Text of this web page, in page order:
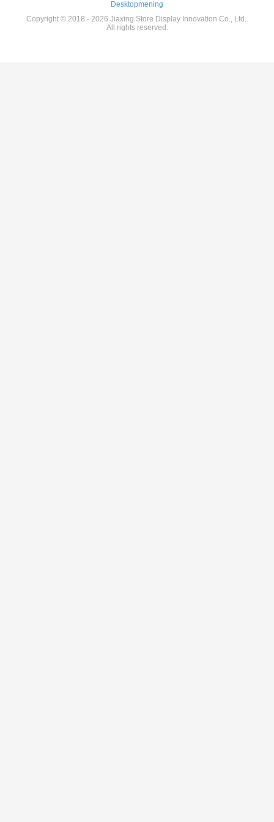
Desktopmening
Copyright © 2018 - 2026 Jiaxing Store Display Innovation Co., Ltd..
All rights reserved.